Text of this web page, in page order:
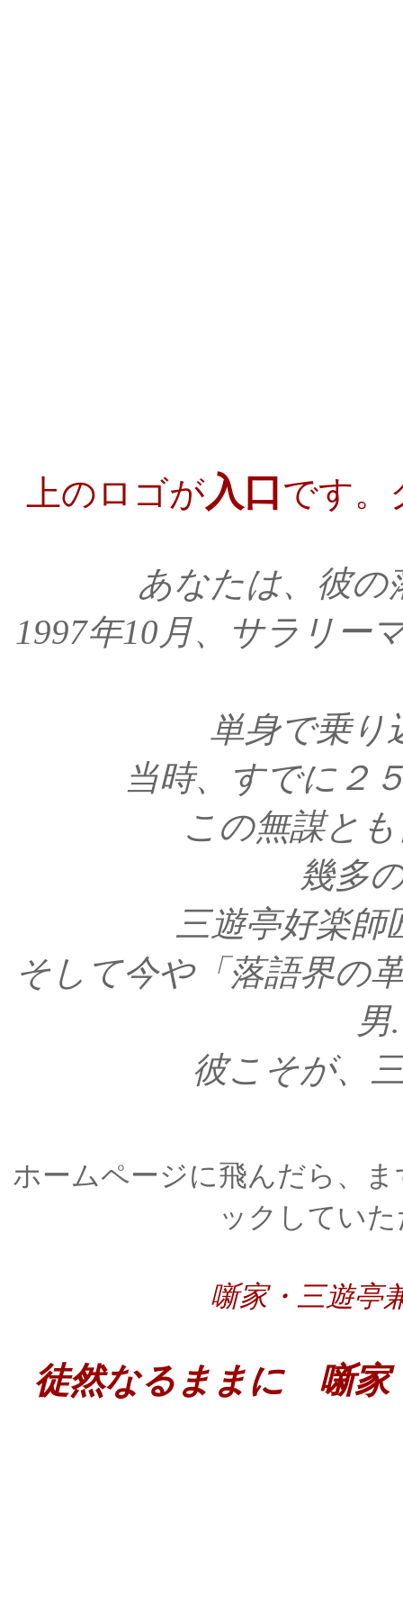
上のロゴが入口 です。
あなたは、彼の
1997年10月、サラリー
単身で乗り
当時、すでに２
この無謀と
幾多
三遊亭好楽
そして今や「落語界の
彼こそが、
ホームページに飛んだら、
ックしてい
噺家・三遊亭
徒然なるままに 噺家